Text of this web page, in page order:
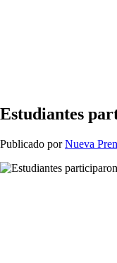
Estudiantes
Publicado porNueva